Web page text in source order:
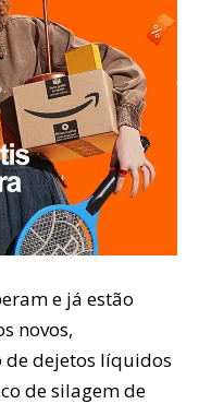
e já estão
novos,
dejetos líquidos
de silagem de